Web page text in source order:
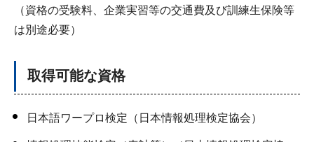
（資格の受験料、企業実習等の交通費及び訓練生保険等
は別途必要）
取得可能な資格
日本語ワープロ検定（日本情報処理検定協会）